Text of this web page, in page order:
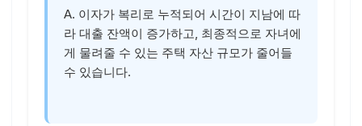
A. 이자가 복리로 누적되어 시간이 지남에 따
라 대출 잔액이 증가하고, 최종적으로 자녀에
게 물려줄 수 있는 주택 자산 규모가 줄어들
수 있습니다.